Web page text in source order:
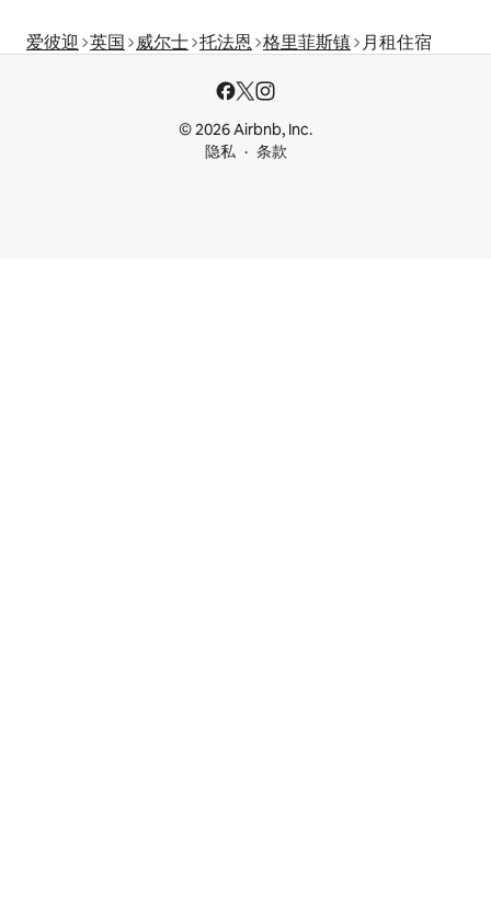
爱彼迎 英国 威尔士 托法恩 格里菲斯镇 月租住宿
© 2026 Airbnb, Inc.
隐私
条款